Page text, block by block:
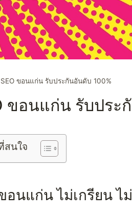
ขอนแก่น รับประกันอันดับ 100%
ขอนแก่น รับประ
สนใจ
อนแก่น ไม่เกรียน